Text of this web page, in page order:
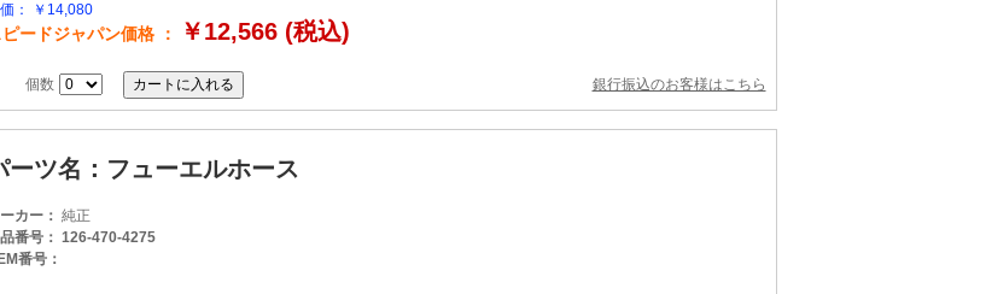
： ￥14,080
ピードジャパン価格 ： ￥12,566 (税込)
個数 銀行振込のお客様はこちら
ーツ名：フューエルホース
カー： 純正
番号： 126-470-4275
番号：